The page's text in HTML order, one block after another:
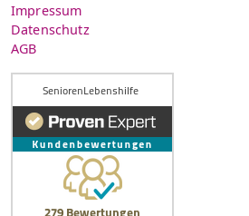
Impressum
Datenschutz
AGB